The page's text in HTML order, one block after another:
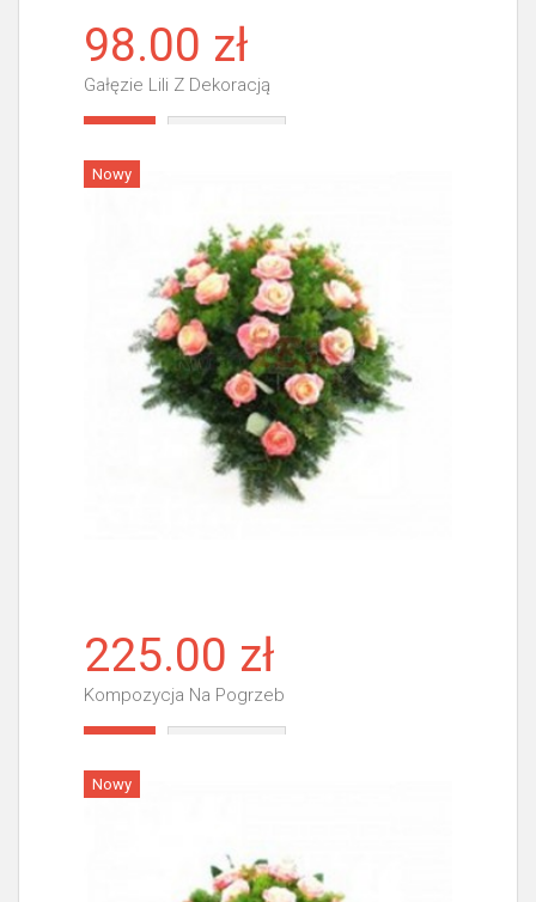
98.00 zł
Gałęzie Lili Z Dekoracją
Nowy
225.00 zł
Kompozycja Na Pogrzeb
Nowy